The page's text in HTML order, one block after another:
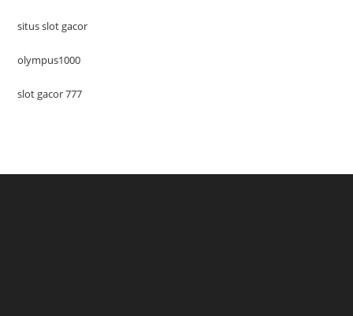
situs slot gacor
olympus1000
slot gacor 777